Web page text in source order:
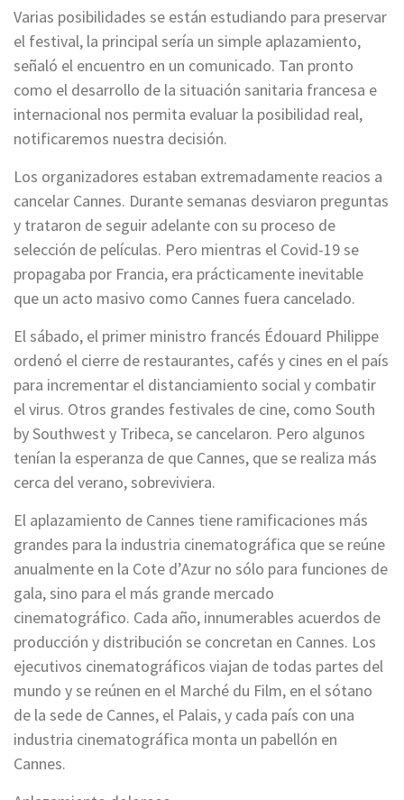
Varias posibilidades se están estudiando para preservar
el festival, la principal sería un simple aplazamiento,
señaló el encuentro en un comunicado. Tan pronto
como el desarrollo de la situación sanitaria francesa e
internacional nos permita evaluar la posibilidad real,
notificaremos nuestra decisión.
Los organizadores estaban extremadamente reacios a
cancelar Cannes. Durante semanas desviaron preguntas
y trataron de seguir adelante con su proceso de
selección de películas. Pero mientras el Covid-19 se
propagaba por Francia, era prácticamente inevitable
que un acto masivo como Cannes fuera cancelado.
El sábado, el primer ministro francés Édouard Philippe
ordenó el cierre de restaurantes, cafés y cines en el país
para incrementar el distanciamiento social y combatir
el virus. Otros grandes festivales de cine, como South
by Southwest y Tribeca, se cancelaron. Pero algunos
tenían la esperanza de que Cannes, que se realiza más
cerca del verano, sobreviviera.
El aplazamiento de Cannes tiene ramificaciones más
grandes para la industria cinematográfica que se reúne
anualmente en la Cote d’Azur no sólo para funciones de
gala, sino para el más grande mercado
cinematográfico. Cada año, innumerables acuerdos de
producción y distribución se concretan en Cannes. Los
ejecutivos cinematográficos viajan de todas partes del
mundo y se reúnen en el Marché du Film, en el sótano
de la sede de Cannes, el Palais, y cada país con una
industria cinematográfica monta un pabellón en
Cannes.